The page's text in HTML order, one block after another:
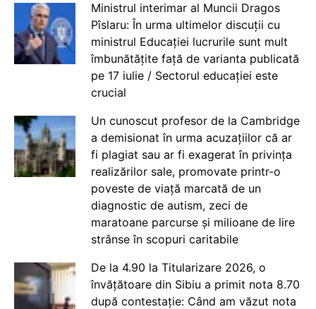
Ministrul interimar al Muncii Dragos
Pîslaru: În urma ultimelor discuții cu
ministrul Educației lucrurile sunt mult
îmbunătățite față de varianta publicată
pe 17 iulie / Sectorul educației este
crucial
Un cunoscut profesor de la Cambridge
a demisionat în urma acuzațiilor că ar
fi plagiat sau ar fi exagerat în privința
realizărilor sale, promovate printr-o
poveste de viață marcată de un
diagnostic de autism, zeci de
maratoane parcurse și milioane de lire
strânse în scopuri caritabile
De la 4.90 la Titularizare 2026, o
învățătoare din Sibiu a primit nota 8.70
după contestație: Când am văzut nota